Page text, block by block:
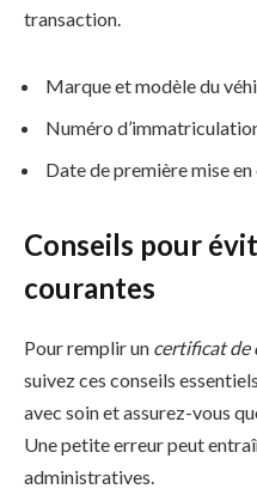
transaction.
Marque et modèle du
Numéro
Date de première mise
Conseils pour
courantes
Pour remplir un certificat de
suivez ces conseils
avec soin et assurez-vous
Une petite erreur peut
administratives.